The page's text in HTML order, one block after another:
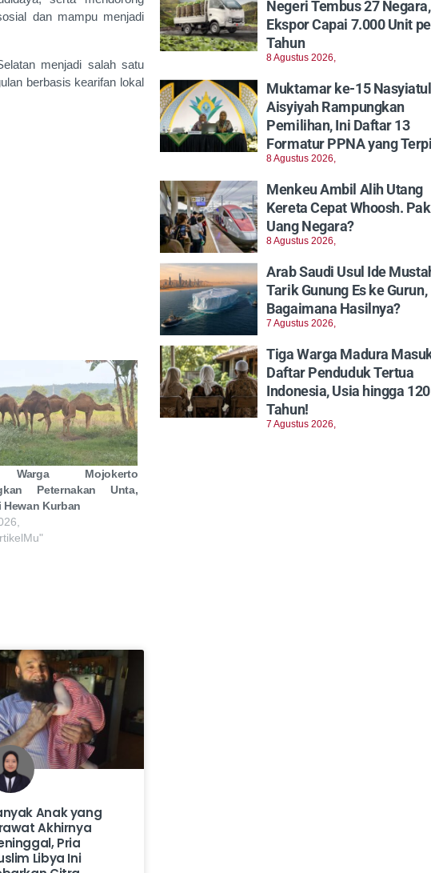
dan mampu menjadi
menjadi salah satu
berbasis kearifan lokal
Mojokerto
Peternakan Unta,
Hewan Kurban
Anak yang
Akhirnya
Pria
Libya Ini
Negeri Tembus 27 Negara,
Ekspor Capai 7.000 Unit
Tahun
8 Agustus 2026,
Muktamar ke-15 Nasyiatul
Aisyiyah Rampungkan
Pemilihan, Ini Daftar 13
Formatur PPNA yang
8 Agustus 2026,
Menkeu Ambil Alih Utang
Kereta Cepat Whoosh.
Uang Negara?
8 Agustus 2026,
Arab Saudi Usul Ide
Tarik Gunung Es ke Gurun,
Bagaimana Hasilnya?
7 Agustus 2026,
Tiga Warga Madura
Daftar Penduduk Tertua
Indonesia, Usia hingga 120
Tahun!
7 Agustus 2026,